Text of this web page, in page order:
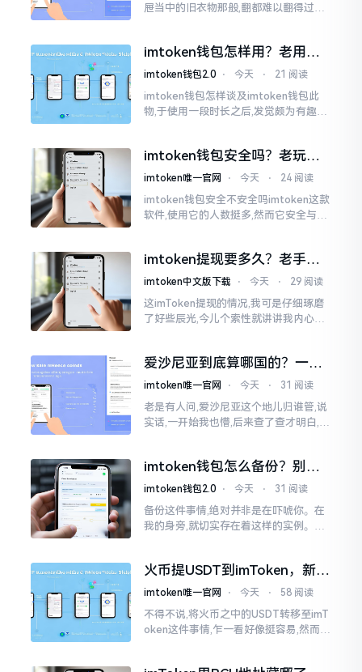
屉当中的旧衣物那般,翻都难以翻得过
切换并非那么繁杂
imtoken钱包怎样用？老用户
掏心窝说几句
imtoken钱包2.0 ⋅ 今天 ⋅ 21 阅读
imtoken钱包怎样谈及imtoken钱包此
物,于使用一段时长之后,发觉颇为有趣玩
说其不好用
imtoken钱包安全吗？老玩家
掏心窝子说几句
imtoken唯一官网 ⋅ 今天 ⋅ 24 阅读
imtoken钱包安全不安全吗imtoken这款
软件,使用它的人数挺多,然而它安全与否
过有人用它赚到钱,每晚能安稳入睡
imtoken提现要多久？老手说
说真实体验
imtoken中文版下载 ⋅ 今天 ⋅ 29 阅读
这imToken提现的情况,我可是仔细琢磨
了好些辰光,今儿个索性就讲讲我内心的
能成功到账
爱沙尼亚到底算哪国的？一文
说清楚这个波罗的海小国
imtoken唯一官网 ⋅ 今天 ⋅ 31 阅读
老是有人问,爱沙尼亚这个地儿归谁管,说
实话,一开始我也懵,后来查了查才明白,爱
就是芬兰。
imtoken钱包怎么备份？别等
丢了才后悔
imtoken钱包2.0 ⋅ 今天 ⋅ 31 阅读
备份这件事情,绝对并非是在吓唬你。在
我的身旁,就切实存在着这样的实例。有
失得无影无踪了
火币提USDT到imToken，新手
最容易踩的坑
imtoken唯一官网 ⋅ 今天 ⋅ 58 阅读
不得不说,将火币之中的USDT转移至imT
oken这件事情,乍一看好像挺容易,然而在